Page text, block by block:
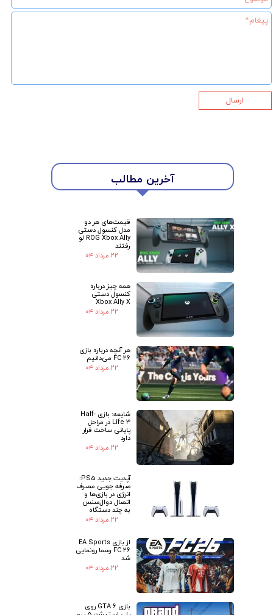
★ آخرین مطالب
قیمت‌های هر دو
مدل کنسول دستی
ROG Xbox Ally لو
رفتند
۲۲ مرداد ۰۴
همه چیز درباره
کنسول دستی
Xbox Ally X
۲۲ مرداد ۰۴
هر آنچه درباره بازی
FC 26 می‌دانیم
۲۲ مرداد ۰۴
شایعه: بازی Half-
Life 3 در مراحل
پایانی ساخت قرار
دارد
۲۲ مرداد ۰۴
آپدیت جدید PS5:
صرفه جویی مصرف
انرژی در بازی‌ها و
اتصال دوال‌سنس
به چند دستگاه
۲۲ مرداد ۰۴
از بازی EA Sports
FC 26 رسما رونمایی
شد
۲۲ مرداد ۰۴
بازی GTA 6 روی
ارسال